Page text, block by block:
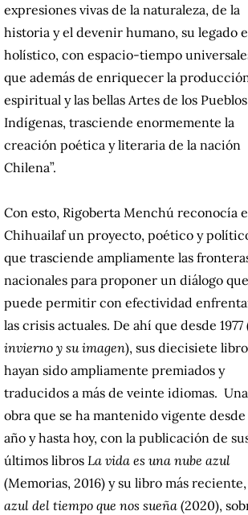
expresiones vivas de la naturaleza, de la
historia y el devenir humano, su legado
holístico, con espacio-tiempo
que además de enriquecer la
espiritual y las bellas Artes de los Pueblos
Indígenas, trasciende enormemente la
creación poética y literaria de la nación
Chilena”.
Con esto, Rigoberta Menchú reconocía
Chihuailaf un proyecto, poético y
que trasciende ampliamente las
nacionales para proponer un diálogo que
puede permitir con efectividad
las crisis actuales. De ahí que desde 1977
invierno y su imagen), sus diecisiete
hayan sido ampliamente premiados y
traducidos a más de veinte idiomas. Una
obra que se ha mantenido vigente desde
año y hasta hoy, con la publicación de
últimos libros La vida es una nube azul
(Memorias, 2016) y su libro más reciente,
azul del tiempo que nos sueña (2020),